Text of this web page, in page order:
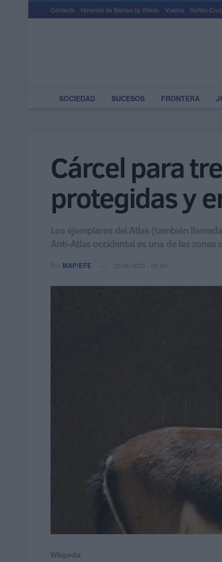
Contacto Horarios de Barcos by Kikoto Vuelos Sorteo
SOCIEDAD SUCESOS FRONTERA
Cárcel para
protegidas y
Los ejemplares del Atlas (también
Anti-Atlas occidental es una de las zonas
Por MAP/EFE 02/06/2020 - 06:00
Wikipedia